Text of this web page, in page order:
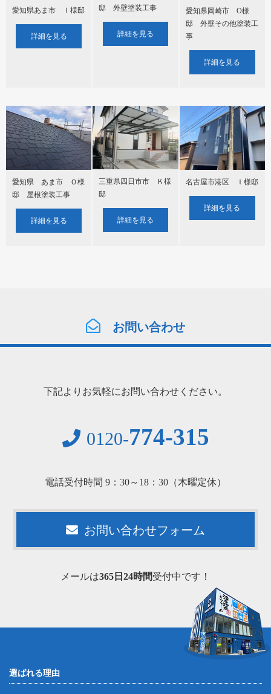
愛知県あま市 Ｉ様邸
詳細を見る
邸 外壁塗装工事
詳細を見る
愛知県岡崎市 O様
邸 外壁その他塗装工
事
詳細を見る
愛知県 あま市 Ｏ様
邸 屋根塗装工事
詳細を見る
三重県四日市市 Ｋ様
邸
詳細を見る
名古屋市港区 Ｉ様邸
詳細を見る
お問い合わせ
下記よりお気軽にお問い合わせください。
0120-774-315
電話受付時間 9：30～18：30（木曜定休）
お問い合わせフォーム
メールは365日24時間受付中です！
選ばれる理由